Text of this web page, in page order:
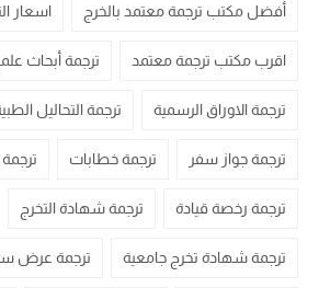
أفضل مكتب ترجمة معتمد بالخرج اسعار
اقرب مكتب ترجمة معتمد ترجمة أبحاث
ترجمة الاوراق الرسمية ترجمة التحاليل
ترجمة جواز سفر ترجمة خطابات
ترجمة رخصة قيادة ترجمة شهادة التخرج
ترجمة شهادة تخرج جامعية ترجمة عرض